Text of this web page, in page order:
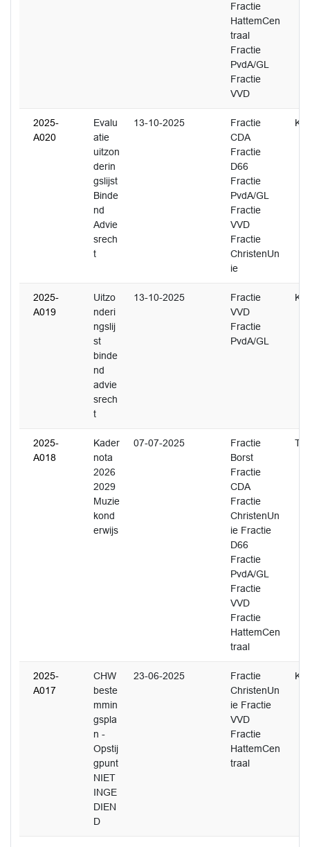
Fractie
HattemCen
traal
Fractie
PvdA/GL
Fractie
VVD
2025-
A020
Evalu
atie
uitzon
derin
gslijst
Binde
nd
Advie
srech
t
13-10-2025
Fractie
CDA
Fractie
D66
Fractie
PvdA/GL
Fractie
VVD
Fractie
ChristenUn
ie
K.
2025-
A019
Uitzo
nderi
ngslij
st
binde
nd
advie
srech
t
13-10-2025
Fractie
VVD
Fractie
PvdA/GL
K.
2025-
A018
Kader
nota
2026
2029
Muzie
kond
erwijs
07-07-2025
Fractie
Borst
Fractie
CDA
Fractie
ChristenUn
ie Fractie
D66
Fractie
PvdA/GL
Fractie
VVD
Fractie
HattemCen
traal
T.
2025-
A017
CHW
beste
mmin
gspla
n -
Opstij
gpunt
NIET
INGE
DIEN
D
23-06-2025
Fractie
ChristenUn
ie Fractie
VVD
Fractie
HattemCen
traal
K.